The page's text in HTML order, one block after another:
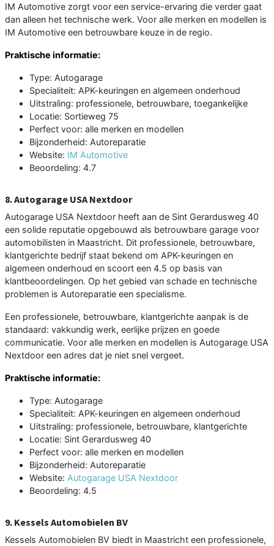
IM Automotive zorgt voor een service-ervaring die verder gaat
dan alleen het technische werk. Voor alle merken en modellen is
IM Automotive een betrouwbare keuze in de regio.
Praktische informatie:
Type: Autogarage
Specialiteit: APK-keuringen en algemeen onderhoud
Uitstraling: professionele, betrouwbare, toegankelijke
Locatie: Sortieweg 75
Perfect voor: alle merken en modellen
Bijzonderheid: Autoreparatie
Website: IM Automotive
Beoordeling: 4.7
8. Autogarage USA Nextdoor
Autogarage USA Nextdoor heeft aan de Sint Gerardusweg 40
een solide reputatie opgebouwd als betrouwbare garage voor
automobilisten in Maastricht. Dit professionele, betrouwbare,
klantgerichte bedrijf staat bekend om APK-keuringen en
algemeen onderhoud en scoort een 4.5 op basis van
klantbeoordelingen. Op het gebied van schade en technische
problemen is Autoreparatie een specialisme.
Een professionele, betrouwbare, klantgerichte aanpak is de
standaard: vakkundig werk, eerlijke prijzen en goede
communicatie. Voor alle merken en modellen is Autogarage USA
Nextdoor een adres dat je niet snel vergeet.
Praktische informatie:
Type: Autogarage
Specialiteit: APK-keuringen en algemeen onderhoud
Uitstraling: professionele, betrouwbare, klantgerichte
Locatie: Sint Gerardusweg 40
Perfect voor: alle merken en modellen
Bijzonderheid: Autoreparatie
Website: Autogarage USA Nextdoor
Beoordeling: 4.5
9. Kessels Automobielen BV
Kessels Automobielen BV biedt in Maastricht een professionele,